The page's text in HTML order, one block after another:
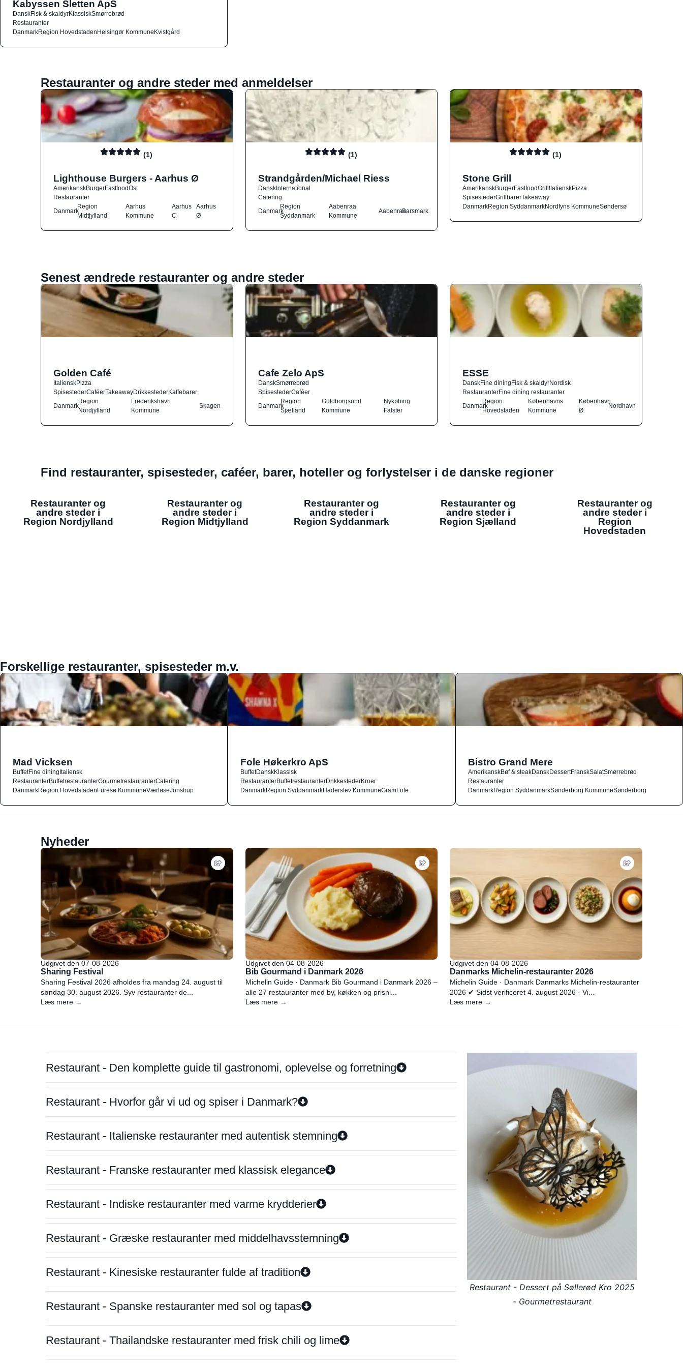
Kabyssen Sletten ApS
DanskFisk & skaldyrKlassiskSmørrebrød
Restauranter
DanmarkRegion HovedstadenHelsingør KommuneKvistgård
Restauranter og andre steder med anmeldelser
(1)
Lighthouse Burgers - Aarhus Ø
AmerikanskBurgerFastfoodOst
Restauranter
Danmark
Region
Midtjylland
Aarhus
Kommune
Aarhus
C
Aarhus
Ø
(1)
Strandgården/Michael Riess
DanskInternational
Catering
Danmark
Region
Syddanmark
Aabenraa
Kommune
AabenraaBarsmark
(1)
Stone Grill
AmerikanskBurgerFastfoodGrillItalienskPizza
SpisestederGrillbarerTakeaway
DanmarkRegion SyddanmarkNordfyns KommuneSøndersø
Senest ændrede restauranter og andre steder
Golden Café
ItalienskPizza
SpisestederCaféerTakeawayDrikkestederKaffebarer
Danmark
Region
Nordjylland
Frederikshavn
Kommune
Skagen
Cafe Zelo ApS
DanskSmørrebrød
SpisestederCaféer
Danmark
Region
Sjælland
Guldborgsund
Kommune
Nykøbing
Falster
ESSE
DanskFine diningFisk & skaldyrNordisk
RestauranterFine dining restauranter
Danmark
Region
Hovedstaden
Københavns
Kommune
København
Ø
Nordhavn
Find restauranter, spisesteder, caféer, barer, hoteller og forlystelser i de danske regioner
Restauranter og
andre steder i
Region Nordjylland
Restauranter og
andre steder i
Region Midtjylland
Restauranter og
andre steder i
Region Syddanmark
Restauranter og
andre steder i
Region Sjælland
Restauranter og
andre steder i
Region
Hovedstaden
Forskellige restauranter, spisesteder m.v.
Mad Vicksen
BuffetFine diningItaliensk
RestauranterBuffetrestauranterGourmetrestauranterCatering
DanmarkRegion HovedstadenFuresø KommuneVærløseJonstrup
Fole Høkerkro ApS
BuffetDanskKlassisk
RestauranterBuffetrestauranterDrikkestederKroer
DanmarkRegion SyddanmarkHaderslev KommuneGramFole
Bistro Grand Mere
AmerikanskBøf & steakDanskDessertFranskSalatSmørrebrød
Restauranter
DanmarkRegion SyddanmarkSønderborg KommuneSønderborg
Nyheder
Udgivet den 07-08-2026
Sharing Festival
Sharing Festival 2026 afholdes fra mandag 24. august til
søndag 30. august 2026. Syv restauranter de...
Læs mere →
Udgivet den 04-08-2026
Bib Gourmand i Danmark 2026
Michelin Guide · Danmark Bib Gourmand i Danmark 2026 –
alle 27 restauranter med by, køkken og prisni...
Læs mere →
Udgivet den 04-08-2026
Danmarks Michelin-restauranter 2026
Michelin Guide · Danmark Danmarks Michelin-restauranter
2026 ✔ Sidst verificeret 4. august 2026 · Vi...
Læs mere →
Restaurant - Den komplette guide til gastronomi, oplevelse og forretning
Restaurant - Hvorfor går vi ud og spiser i Danmark?
Restaurant - Italienske restauranter med autentisk stemning
Restaurant - Franske restauranter med klassisk elegance
Restaurant - Indiske restauranter med varme krydderier
Restaurant - Græske restauranter med middelhavsstemning
Restaurant - Kinesiske restauranter fulde af tradition
Restaurant - Spanske restauranter med sol og tapas
Restaurant - Thailandske restauranter med frisk chili og lime
Restaurant - Dessert på Søllerød Kro 2025
- Gourmetrestaurant